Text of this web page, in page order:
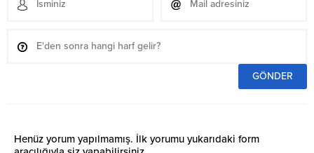
Henüz yorum yapılmamış. İlk yorumu yukarıdaki form